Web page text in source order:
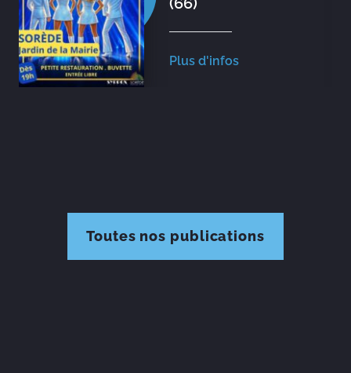
Plus d'infos
Toutes nos publications